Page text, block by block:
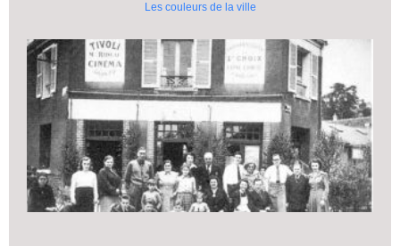
Les couleurs de la ville